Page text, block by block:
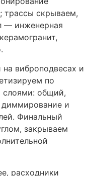
трассы скрываем,
— инженерная
виброподвесах и
по
слоями: общий,
диммирование и
Финальный
закрываем
расходники